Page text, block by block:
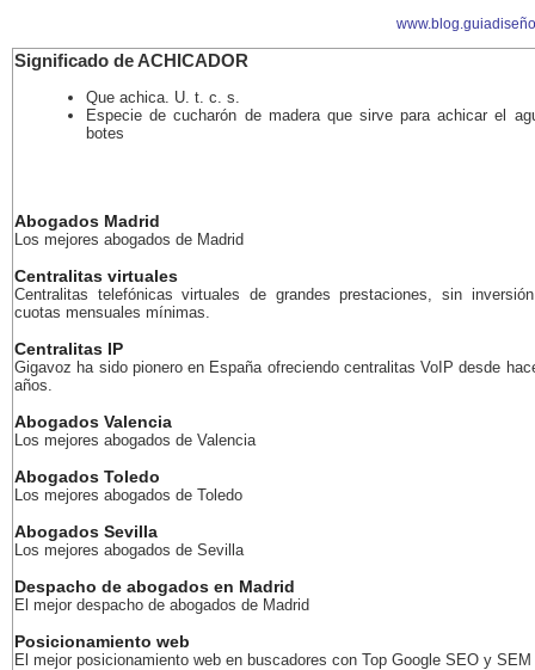
Significado de ACHICADOR
Que achica. U. t. c. s.
Especie de cucharón de madera que sirve para achicar el
botes
Abogados Madrid
Los mejores abogados de Madrid
Centralitas virtuales
Centralitas telefónicas virtuales de grandes prestaciones, sin
cuotas mensuales mínimas.
Centralitas IP
Gigavoz ha sido pionero en España ofreciendo centralitas VoIP desde
años.
Abogados Valencia
Los mejores abogados de Valencia
Abogados Toledo
Los mejores abogados de Toledo
Abogados Sevilla
Los mejores abogados de Sevilla
Despacho de abogados en Madrid
El mejor despacho de abogados de Madrid
Posicionamiento web
El mejor posicionamiento web en buscadores con Top Google SEO y SEM